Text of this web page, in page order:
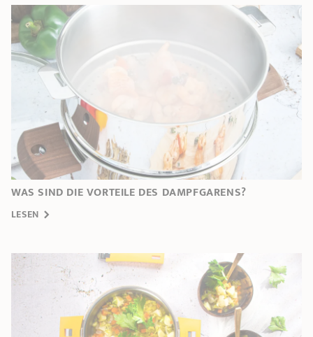
WAS SIND DIE VORTEILE DES DAMPFGARENS?
LESEN